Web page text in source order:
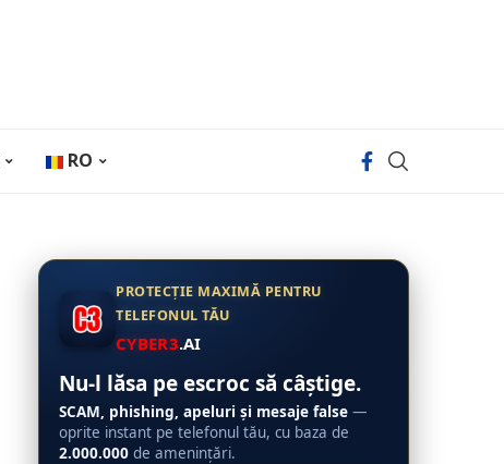
RO
PROTECȚIE MAXIMĂ PENTRU
TELEFONUL TĂU
CYBER3.AI
Nu-l lăsa pe escroc să câștige.
SCAM, phishing, apeluri și mesaje false —
oprite instant pe telefonul tău, cu baza de
2.000.000 de amenințări.